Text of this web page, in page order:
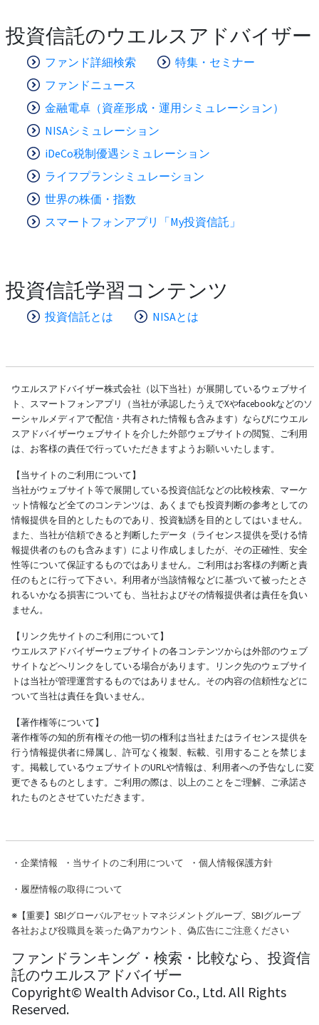
投資信託のウエルスアドバイザー
ファンド詳細検索
特集・セミナー
ファンドニュース
金融電卓（資産形成・運用シミュレーション）
NISAシミュレーション
iDeCo税制優遇シミュレーション
ライフプランシミュレーション
世界の株価・指数
スマートフォンアプリ「My投資信託」
投資信託学習コンテンツ
投資信託とは NISAとは
ウエルスアドバイザー株式会社（以下当社）が展開しているウェブサイ
ト、スマートフォンアプリ（当社が承認したうえでXやfacebookなどのソ
ーシャルメディアで配信・共有された情報も含みます）ならびにウエル
スアドバイザーウェブサイトを介した外部ウェブサイトの閲覧、ご利用
は、お客様の責任で行っていただきますようお願いいたします。
【当サイトのご利用について】
当社がウェブサイト等で展開している投資信託などの比較検索、マーケ
ット情報など全てのコンテンツは、あくまでも投資判断の参考としての
情報提供を目的としたものであり、投資勧誘を目的としてはいません。
また、当社が信頼できると判断したデータ（ライセンス提供を受ける情
報提供者のものも含みます）により作成しましたが、その正確性、安全
性等について保証するものではありません。ご利用はお客様の判断と責
任のもとに行って下さい。利用者が当該情報などに基づいて被ったとさ
れるいかなる損害についても、当社およびその情報提供者は責任を負い
ません。
【リンク先サイトのご利用について】
ウエルスアドバイザーウェブサイトの各コンテンツからは外部のウェブ
サイトなどへリンクをしている場合があります。リンク先のウェブサイ
トは当社が管理運営するものではありません。その内容の信頼性などに
ついて当社は責任を負いません。
【著作権等について】
著作権等の知的所有権その他一切の権利は当社またはライセンス提供を
行う情報提供者に帰属し、許可なく複製、転載、引用することを禁じま
す。掲載しているウェブサイトのURLや情報は、利用者への予告なしに変
更できるものとします。ご利用の際は、以上のことをご理解、ご承諾さ
れたものとさせていただきます。
・ 企業情報 ・ 当サイトのご利用について ・ 個人情報保護方針
・ 履歴情報の取得について
※【重要】SBIグローバルアセットマネジメントグループ、SBIグループ
各社および役職員を装った偽アカウント、偽広告にご注意ください
ファンドランキング・検索・比較なら、投資信
託のウエルスアドバイザー
Copyright© Wealth Advisor Co., Ltd. All Rights
Reserved.